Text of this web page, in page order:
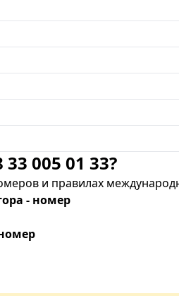
005 01 33?
и правилах
- номер